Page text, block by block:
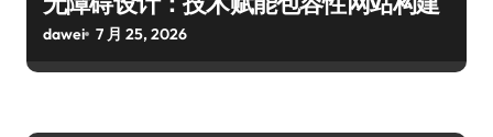
dawei 7 月 25, 2026